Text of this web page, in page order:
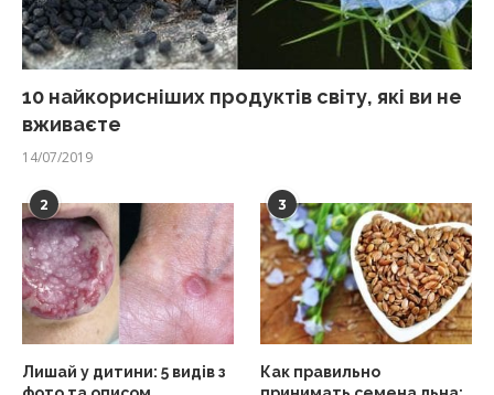
10 найкорисніших продуктів світу, які ви не
вживаєте
14/07/2019
2
Лишай у дитини: 5 видів з
3
Как правильно